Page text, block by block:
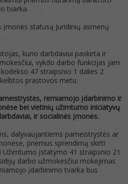
tvarka.
įmonės statusą Juridinių asmenų
kurio darbdaviui paskirta ir
vykdo darbo funkcijas jam
47 straipsnio 1 dalies 2
prastovos metu.
remiamojo įdarbinimo ir
bei vietinių užimtumo iniciatyvų
ir socialinės įmonės.
dalyvaujantiems pameistrystės ar
priėmus sprendimą skirti
Užimtumo įstatymo 41 straipsnio 21
darbo užmokesčiui mokėjimas
įdarbinimo tvarka bus